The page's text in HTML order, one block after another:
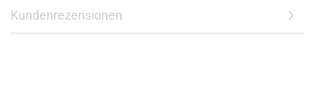
Kundenrezensionen